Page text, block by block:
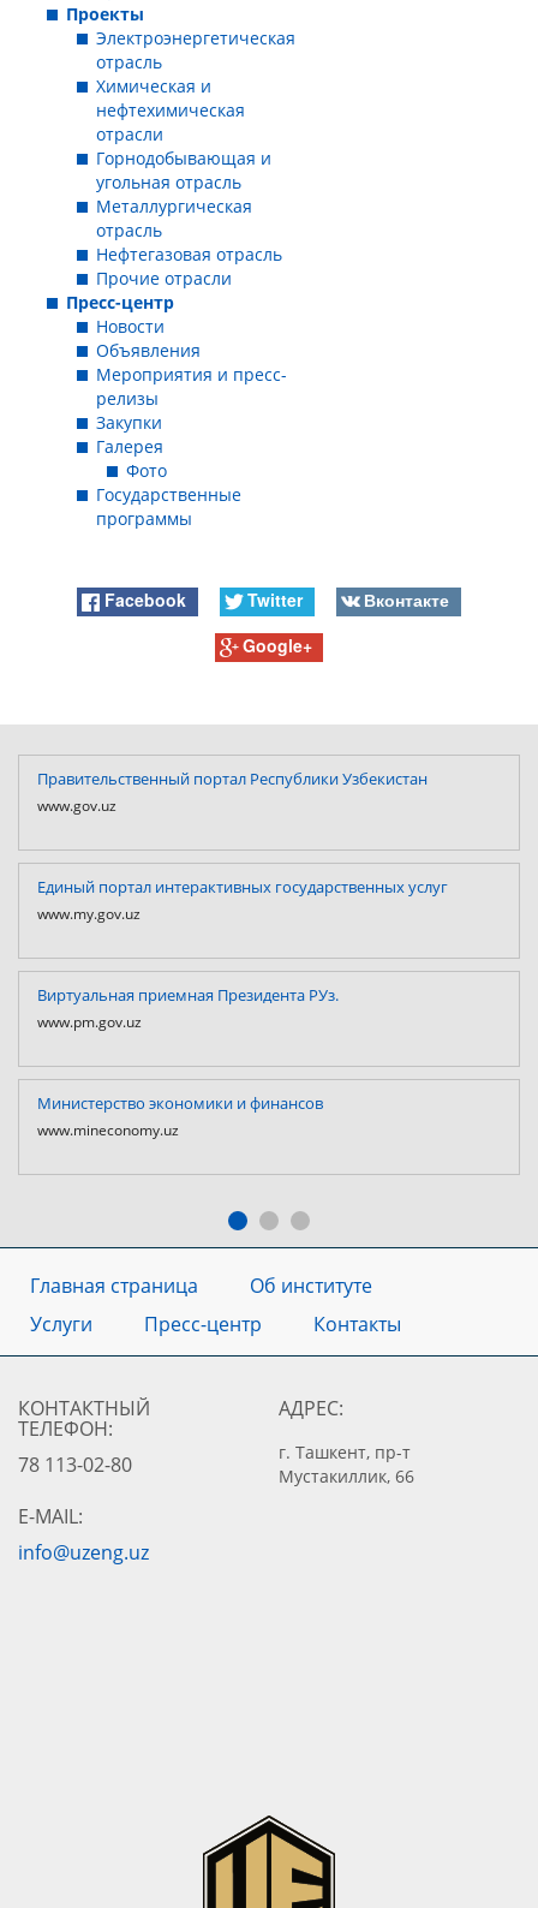
Проекты
Электроэнергетическая
отрасль
Химическая и
нефтехимическая
отрасли
Горнодобывающая и
угольная отрасль
Металлургическая
отрасль
Нефтегазовая отрасль
Прочие отрасли
Пресс-центр
Новости
Объявления
Мероприятия и пресс-
релизы
Закупки
Галерея
Фото
Государственные
программы
Facebook Twitter
Вконтакте
Google+
Правительственный портал Республики Узбекистан
www.gov.uz
Единый портал интерактивных государственных услуг
www.my.gov.uz
Виртуальная приемная Президента РУз.
www.pm.gov.uz
Министерство экономики и финансов
www.mineconomy.uz
Главная страница
Об институте
Услуги
Пресс-центр Контакты
КОНТАКТНЫЙ
ТЕЛЕФОН:
78 113-02-80
АДРЕС:
г. Ташкент, пр-т
Мустакиллик, 66
E-MAIL:
info@uzeng.uz